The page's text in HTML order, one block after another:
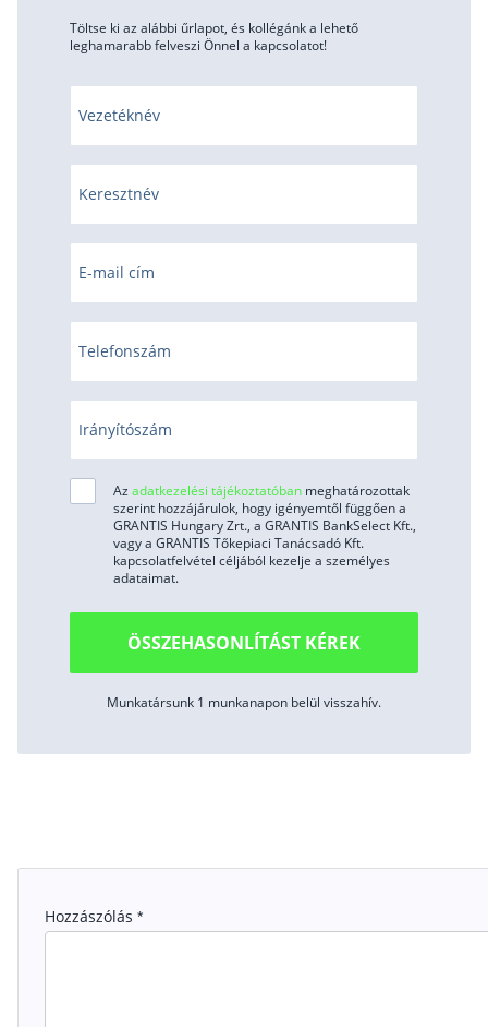
Töltse ki az alábbi űrlapot, és kollégánk a lehető
leghamarabb felveszi Önnel a kapcsolatot!
Vezetéknév
Keresztnév
E-mail cím
Telefonszám
Irányítószám
Az adatkezelési tájékoztatóban meghatározottak
szerint hozzájárulok, hogy igényemtől függően a
GRANTIS Hungary Zrt., a GRANTIS BankSelect Kft.,
vagy a GRANTIS Tőkepiaci Tanácsadó Kft.
kapcsolatfelvétel céljából kezelje a személyes
adataimat.
ÖSSZEHASONLÍTÁST KÉREK
Munkatársunk 1 munkanapon belül visszahív.
Hozzászólás *